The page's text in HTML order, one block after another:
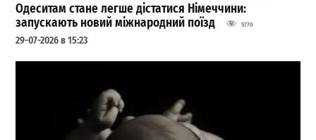
Одеситам стане легше дістатися Німеччини:
запускають новий міжнародний поїзд
5770
29-07-2026 в 15:23